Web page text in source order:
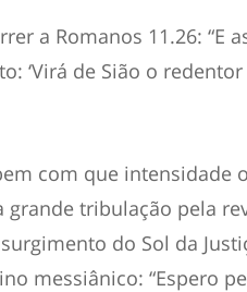
a Romanos 11.26: “E
‘Virá de Sião o
com que intensidade
grande tribulação pela
do Sol da
messiânico: “Espero